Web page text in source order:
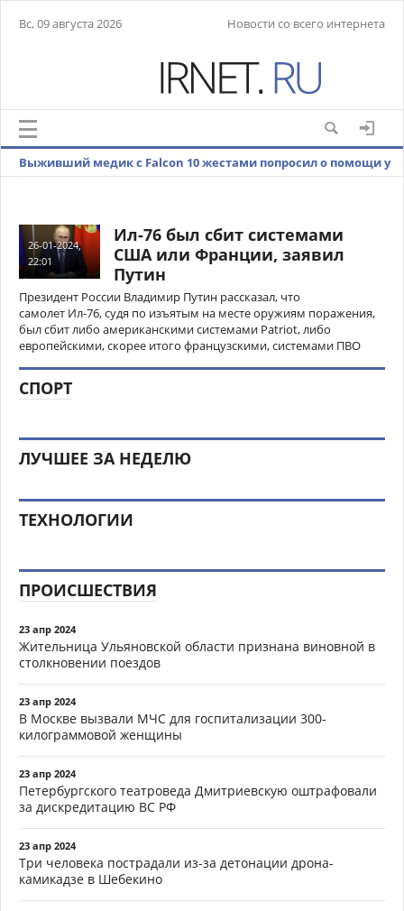
Вс, 09 августа 2026 Новости со всего интернета
Выживший медик с Falcon 10 жестами попросил о помощи у
26-01-2024,
22:01
Ил-76 был сбит системами
США или Франции, заявил
Путин
Президент России Владимир Путин рассказал, что
самолет Ил-76, судя по изъятым на месте оружиям поражения,
был сбит либо американскими системами Patriot, либо
европейскими, скорее итого французскими, системами ПВО
СПОРТ
ЛУЧШЕЕ ЗА НЕДЕЛЮ
ТЕХНОЛОГИИ
ПРОИСШЕСТВИЯ
23 апр 2024
Жительница Ульяновской области признана виновной в
столкновении поездов
23 апр 2024
В Москве вызвали МЧС для госпитализации 300-
килограммовой женщины
23 апр 2024
Петербургского театроведа Дмитриевскую оштрафовали
за дискредитацию ВС РФ
23 апр 2024
Три человека пострадали из-за детонации дрона-
камикадзе в Шебекино